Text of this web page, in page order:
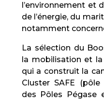
l’environnement et
de l’énergie, du
notamment
La sélection du
la mobilisation et
qui a construit la
Cluster SAFE
des Pôles Pégase